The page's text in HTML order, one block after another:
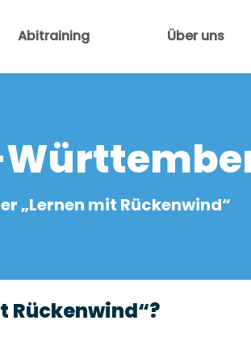
Abitraining Über uns
„Lernen mit Rückenwind“
Rückenwind“?